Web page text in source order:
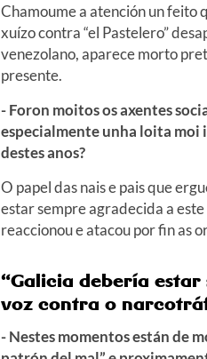
Chamoume a atención un feito
xuízo contra “el Pastelero”
venezolano, aparece morto
presente.
- Foron moitos os axentes
especialmente unha loita moi
destes anos?
O papel das nais e pais que
estar sempre agradecida a este
reaccionou e atacou por fin as
“Galicia debería estar
voz contra o
- Nestes momentos están de